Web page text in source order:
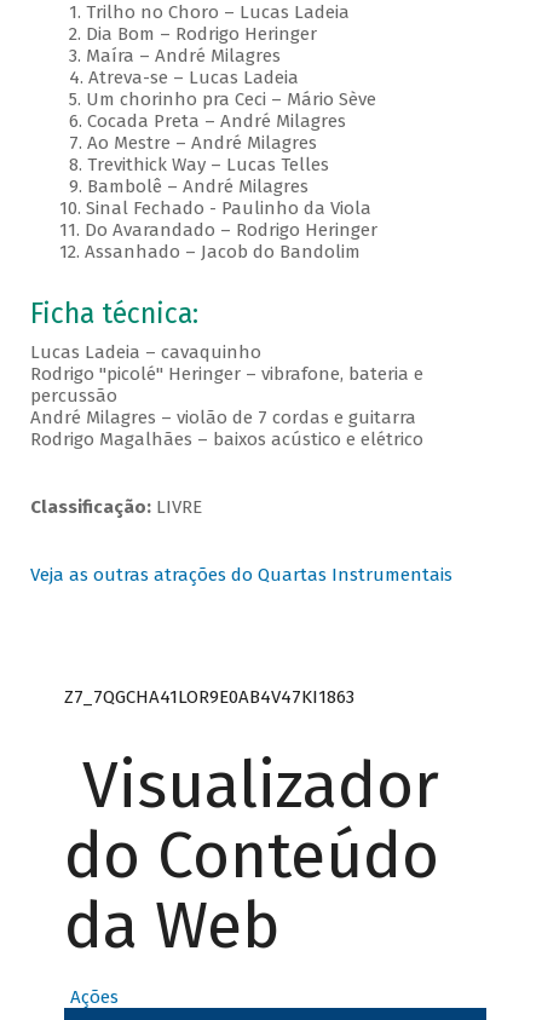
1. Trilho no Choro – Lucas Ladeia
2. Dia Bom – Rodrigo Heringer
3. Maíra – André Milagres
4. Atreva-se – Lucas Ladeia
5. Um chorinho pra Ceci – Mário Sève
6. Cocada Preta – André Milagres
7. Ao Mestre – André Milagres
8. Trevithick Way – Lucas Telles
9. Bambolê – André Milagres
10. Sinal Fechado - Paulinho da Viola
11. Do Avarandado – Rodrigo Heringer
12. Assanhado – Jacob do Bandolim
Ficha técnica:
Lucas Ladeia – cavaquinho
Rodrigo "picolé" Heringer – vibrafone, bateria e
percussão
André Milagres – violão de 7 cordas e guitarra
Rodrigo Magalhães – baixos acústico e elétrico
Classificação:LIVRE
Veja as outras atrações do Quartas Instrumentais
Z7_7QGCHA41LOR9E0AB4V47KI1863
Visualizador
do Conteúdo
da Web
Ações